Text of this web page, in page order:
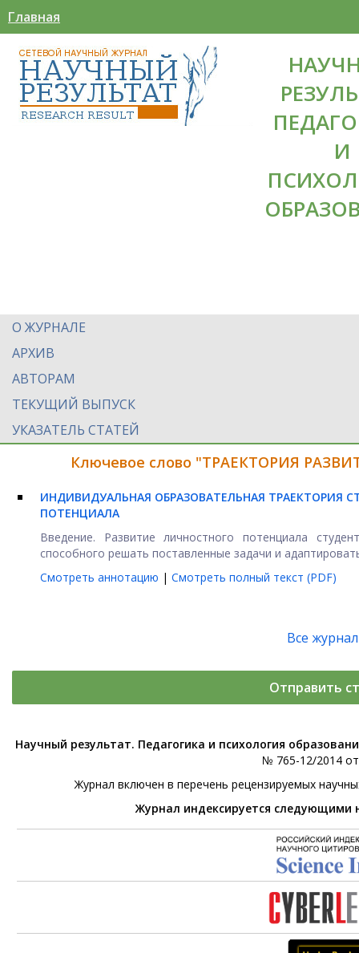
Главная
И
О ЖУРНАЛЕ
АРХИВ
АВТОРАМ
ТЕКУЩИЙ ВЫПУСК
УКАЗАТЕЛЬ СТАТЕЙ
Ключевое слово "ТРАЕКТОРИЯ
ИНДИВИДУАЛЬНАЯ ОБРАЗОВАТЕЛЬНАЯ ТРАЕКТОРИЯ
ПОТЕНЦИАЛА
Введение. Развитие личностного потенциала
способного решать поставленные задачи и
Смотреть аннотацию | Смотреть полный текст (PDF)
Все
Отправить
Научный результат. Педагогика и психология
№ 765-12/2014
Журнал включен в перечень рецензируемых
Журнал индексируется